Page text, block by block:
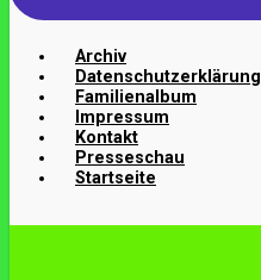
Archiv
Datenschutzerklärung
Familienalbum
Impressum
Kontakt
Presseschau
Startseite